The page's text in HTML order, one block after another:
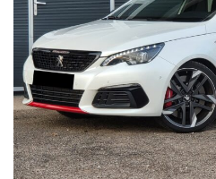
QUI SOMMES-
NOUS?
POLITIQUE DE
CONFIDENTIALITÉ